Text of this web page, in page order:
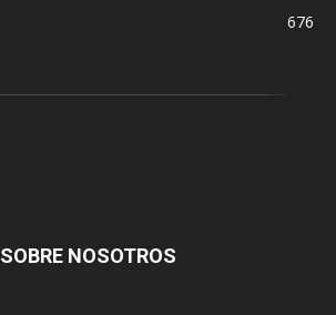
676
SOBRE NOSOTROS